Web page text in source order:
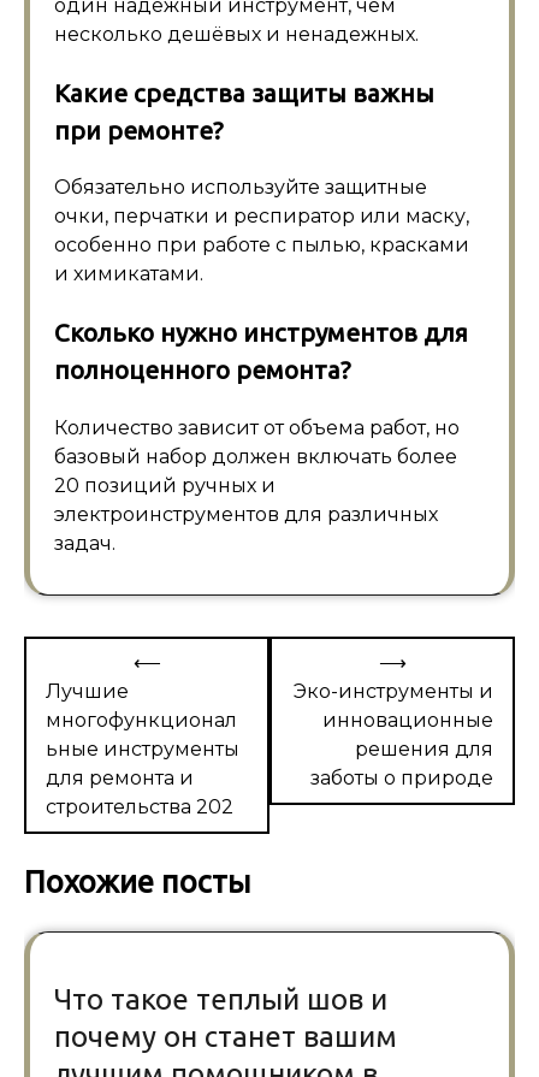
один надежный инструмент, чем
несколько дешёвых и ненадежных.
Какие средства защиты важны
при ремонте?
Обязательно используйте защитные
очки, перчатки и респиратор или маску,
особенно при работе с пылью, красками
и химикатами.
Сколько нужно инструментов для
полноценного ремонта?
Количество зависит от объема работ, но
базовый набор должен включать более
20 позиций ручных и
электроинструментов для различных
задач.
Навигация
по
записям
⟵
Лучшие
многофункционал
ьные инструменты
для ремонта и
строительства 202
Эко-инструменты и
инновационные
решения для
заботы о природе
⟶
Похожие посты
Что такое теплый шов и
почему он станет вашим